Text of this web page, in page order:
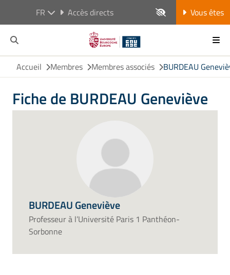
FR Accès directs Vous êtes
Accueil Membres Membres associés BURDEAU
Fiche de BURDEAU Geneviève
BURDEAU Geneviève
Professeur à l’Université Paris 1 Panthéon-
Sorbonne